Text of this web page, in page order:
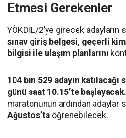
Etmesi Gerekenler
YÖKDİL/2’ye girecek adayların
sınav giriş belgesi, geçerli
bilgisi ile ulaşım planlarını
104 bin 529 adayın katılacağı
günü saat 10.15’te başlayacak.
maratonunun ardından adaylar
Ağustos’ta öğrenebilecek.